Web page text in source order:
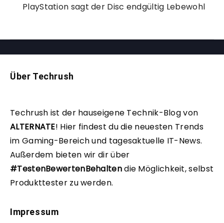
PlayStation sagt der Disc endgültig Lebewohl
Über Techrush
Techrush ist der hauseigene Technik-Blog von
ALTERNATE! Hier findest du die neuesten Trends
im Gaming-Bereich und tagesaktuelle IT-News.
Außerdem bieten wir dir über
#TestenBewertenBehaltendie Möglichkeit, selbst
Produkttester zu werden.
Impressum